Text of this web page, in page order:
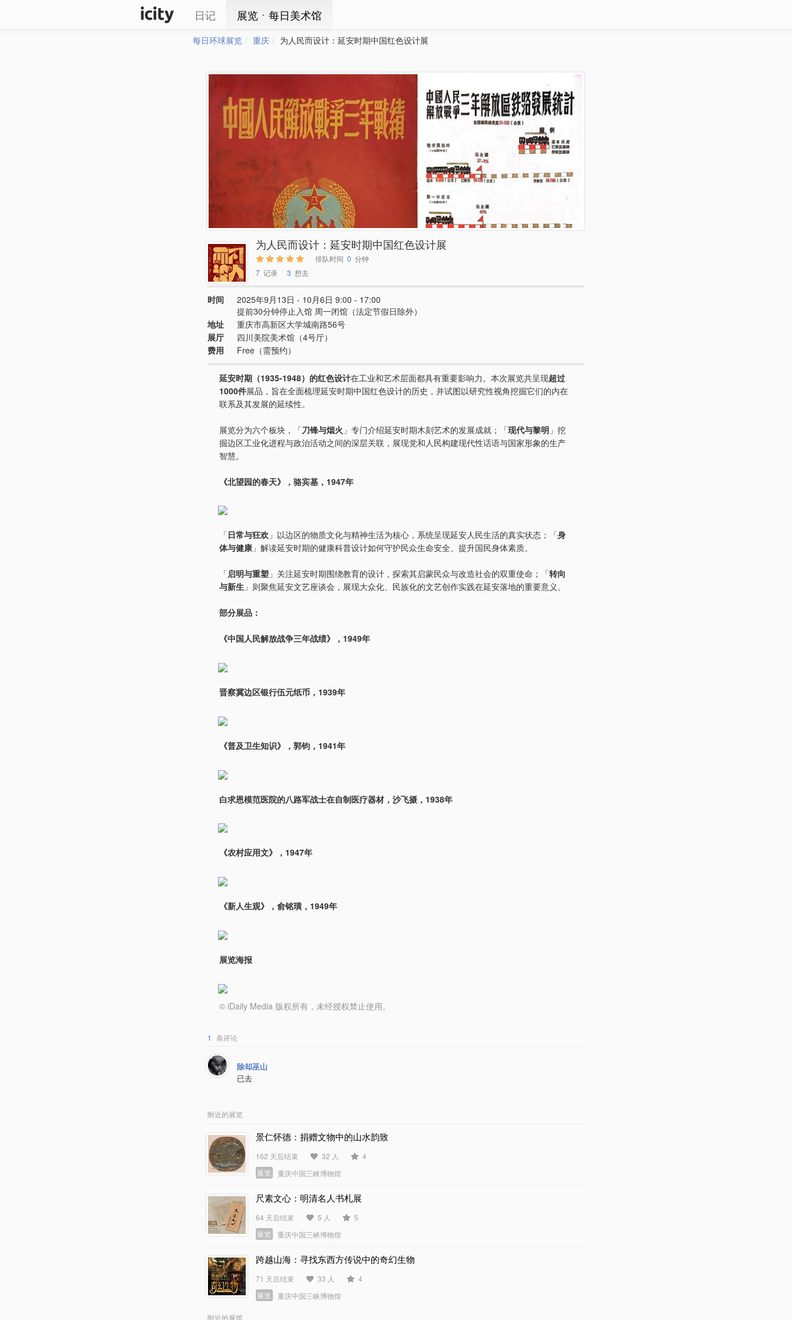
日记 展览ㆍ每日美术馆
每日环球展览 重庆 为人民而设计：延安时期中国红色设计展
为人民而设计：延安时期中国红色设计展
排队时间 0 分钟
7 记录 3 想去
时间
2025年9月13日 - 10月6日 9:00 - 17:00
提前30分钟停止入馆 周一闭馆（法定节假日除外）
地址
重庆市高新区大学城南路56号
展厅
四川美院美术馆（4号厅）
费用
Free（需预约）
延安时期（1935-1948）的红色设计在工业和艺术层面都具有重要影响力。本次展览共呈现超过
1000件展品，旨在全面梳理延安时期中国红色设计的历史，并试图以研究性视角挖掘它们的内在
联系及其发展的延续性。
展览分为六个板块，「刀锋与烟火 」专门介绍延安时期木刻艺术的发展成就；「现代与黎明 」挖
掘边区工业化进程与政治活动之间的深层关联，展现党和人民构建现代性话语与国家形象的生产
智慧。
《北望园的春天》，骆宾基，1947年
「日常与狂欢 」以边区的物质文化与精神生活为核心，系统呈现延安人民生活的真实状态；「身
体与健康 」解读延安时期的健康科普设计如何守护民众生命安全、提升国民身体素质。
「启明与重塑 」关注延安时期围绕教育的设计，探索其启蒙民众与改造社会的双重使命；「转向
与新生 」则聚焦延安文艺座谈会，展现大众化、民族化的文艺创作实践在延安落地的重要意义。
部分展品：
《中国人民解放战争三年战绩》，1949年
晋察冀边区银行伍元纸币，1939年
《普及卫生知识》，郭钧，1941年
白求恩模范医院的八路军战士在自制医疗器材，沙飞摄，1938年
《农村应用文》，1947年
《新人生观》，俞铭璜，1949年
展览海报
© iDaily Media 版权所有，未经授权禁止使用。
1 条评论
除却巫山
已去
附近的展览
景仁怀德：捐赠文物中的山水韵致
162 天后结束 32 人
4
展览
重庆中国三峡博物馆
尺素文心：明清名人书札展
64 天后结束 5 人
5
展览
重庆中国三峡博物馆
跨越山海：寻找东西方传说中的奇幻生物
71 天后结束 33 人
4
展览
重庆中国三峡博物馆
附近的展馆